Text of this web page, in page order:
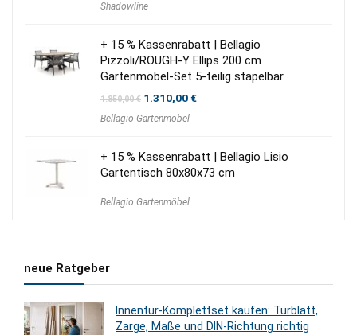
war:
Shadowline
+ 15 % Kassenrabatt | Bellagio
Pizzoli/ROUGH-Y Ellips 200 cm
Gartenmöbel-Set 5-teilig stapelbar
1.850,00€ Ursprünglicher
war:
1.310,00€Aktueller
Bellagio Gartenmöbel
+ 15 % Kassenrabatt | Bellagio Lisio
Gartentisch 80x80x73 cm
Bellagio Gartenmöbel
neue Ratgeber
Innentür-Komplettset kaufen: Türblatt,
Zarge, Maße und DIN-Richtung richtig